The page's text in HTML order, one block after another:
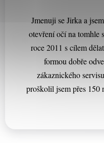
Jmenuji se Jirka a
otevření očí na
roce 2011 s cílem
formou dobře
zákaznického
proškolil jsem přes 150